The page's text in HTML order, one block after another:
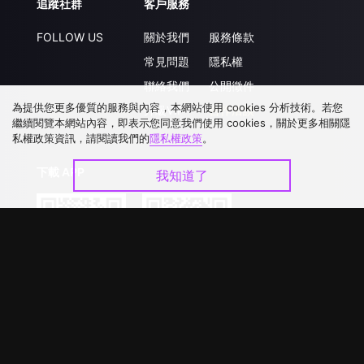
追蹤社群
FOLLOW US
客戶服務
關於我們
常見問題
聯絡我們
升級VIP
服務條款
隱私權
公開徵件
合作洽談
為提供您更多優質的服務與內容，本網站使用 cookies 分析技術。若您
繼續閱覽本網站內容，即表示您同意我們使用 cookies，關於更多相關隱
私權政策資訊，請閱讀我們的隱私權政策。
我知道了